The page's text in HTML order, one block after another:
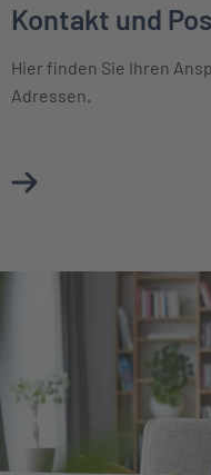
Kontakt und
Hier finden Sie Ihren
Adressen.
Mehr über Kontakt